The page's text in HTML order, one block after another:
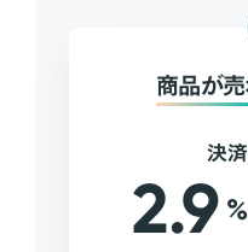
商品が売
決
2.9 %